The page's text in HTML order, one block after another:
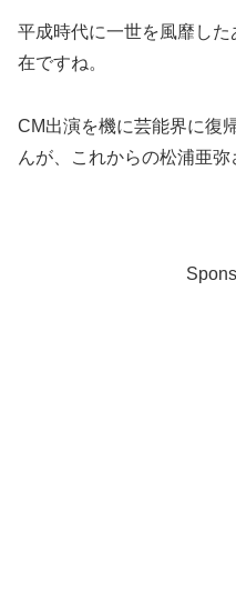
平成時代に一世を風靡し
在ですね。
CM出演を機に芸能界に復
んが、これからの松浦亜弥